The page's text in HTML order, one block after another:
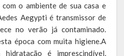
o ambiente de sua casa e
Aegypti é transmissor de
no verão já contaminado.
época com muita higiene.A
é imprescindível,